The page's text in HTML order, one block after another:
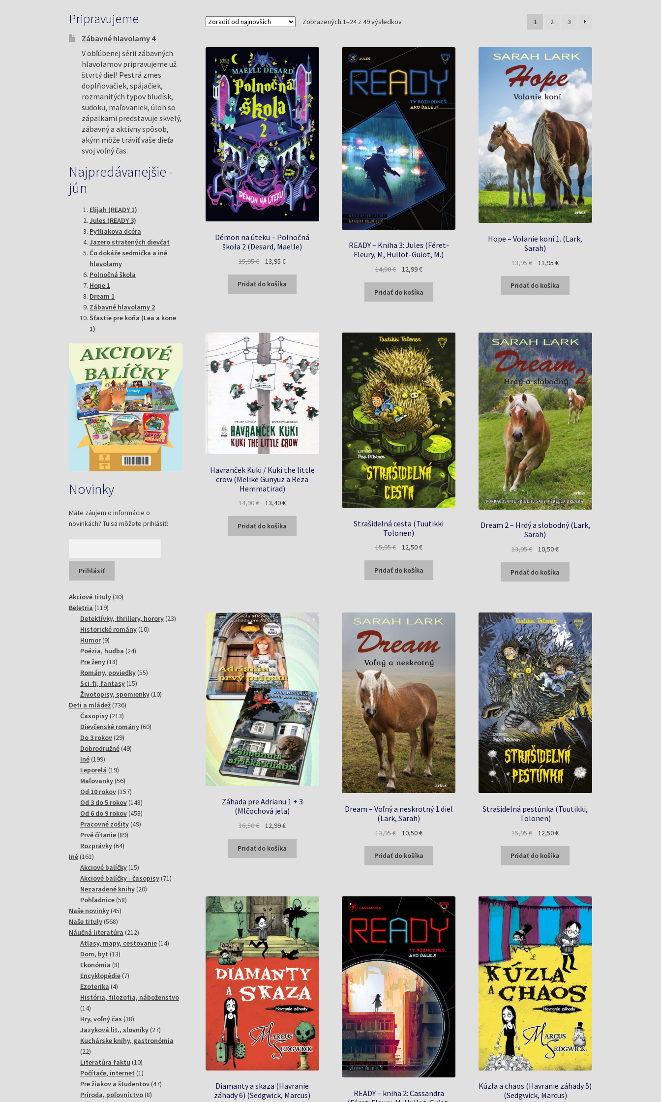
Zobrazených 1–24 z 49 výsledkovZoradené
1 2 3
Démon na úteku – Polnočná
škola 2 (Desard, Maelle)
15,95€
Pôvodná
bola:
15,95 €.
13,95€Aktuálna
je:
13,95 €.
Pridať do košíka
READY – Kniha 3: Jules (Féret-
Fleury, M, Hullot-Guiot, M.)
14,90€
Pôvodná
bola:
14,90 €.
12,99€Aktuálna
je:
12,99 €.
Pridať do košíka
Hope – Volanie koní 1. (Lark,
Sarah)
13,95€
Pôvodná
bola:
13,95 €.
11,95€Aktuálna
je:
11,95 €.
Pridať do košíka
Havranček Kuki / Kuki the little
crow (Melike Günyüz a Reza
Hemmatirad)
14,90€
Pôvodná
bola:
14,90 €.
13,40€Aktuálna
je:
13,40 €.
Pridať do košíka
Strašidelná cesta (Tuutikki
Tolonen)
15,95€
Pôvodná
bola:
15,95 €.
12,50€Aktuálna
je:
12,50 €.
Pridať do košíka
Dream 2 – Hrdý a slobodný (Lark,
Sarah)
13,95€
Pôvodná
bola:
13,95 €.
10,50€Aktuálna
je:
10,50 €.
Pridať do košíka
Záhada pre Adrianu 1 + 3
(Mlčochová jela)
16,50€
Pôvodná
bola:
16,50 €.
12,99€Aktuálna
je:
12,99 €.
Pridať do košíka
Dream – Voľný a neskrotný 1.diel
(Lark, Sarah)
13,95€
Pôvodná
bola:
13,95 €.
10,50€Aktuálna
je:
10,50 €.
Pridať do košíka
Strašidelná pestúnka (Tuutikki,
Tolonen)
15,95€
Pôvodná
bola:
15,95 €.
12,50€Aktuálna
je:
12,50 €.
Pridať do košíka
Diamanty a skaza (Havranie
záhady 6) (Sedgwick, Marcus)
READY – kniha 2: Cassandra
Kúzla a chaos (Havranie záhady 5)
(Sedgwick, Marcus)
Pripravujeme
Zábavné hlavolamy 4
V obľúbenej sérii zábavných
hlavolamov pripravujeme už
štvrtý diel! Pestrá zmes
doplňovačiek, spájačiek,
rozmanitých typov bludísk,
sudoku, maľovaniek, úloh so
zápalkami predstavuje skvelý,
zábavný a aktívny spôsob,
akým môže tráviť vaše dieťa
svoj voľný čas.
Najpredávanejšie -
jún
Elijah (READY 1)
Jules (READY 3)
Pytliakova dcéra
Jazero stratených dievčat
Čo dokáže sedmička a iné
hlavolamy
Polnočná škola
Hope 1
Dream 1
Zábavné hlavolamy 2
Šťastie pre koňa (Lea a kone
1)
Novinky
Máte záujem o informácie o
novinkách? Tu sa môžete prihlásiť:
Akciové tituly 3030
Beletria 119119
produktov
Detektívky, thrillery, horory 2323
Historické romány 1010
Humor 99
produktov
Poézia, hudba 2424
Pre ženy 1818
produktov
Romány, poviedky 5555
Sci-fi, fantasy 1515
produktov
Životopisy, spomienky 1010
Deti a mládež 736736
Časopisy 213213
produktov
Dievčenské romány 6060
Do 3 rokov 2929
produktov
Dobrodružné 4949
Iné 199199
produktov
Leporelá 1919
produktov
Maľovanky 5656
produktov
Od 10 rokov 157157
produktov
Od 3 do 5 rokov 148148
produktov
Od 6 do 9 rokov 458458
produktov
Pracovné zošity 4949
Prvé čítanie 8989
Rozprávky 6464
Iné 161161
produktov
Akciové balíčky 1515
produktov
Akciové balíčky - časopisy 7171
Nezaradené knihy 2020
Pohľadnice 5858
Naše novinky 4545
Naše tituly 568568
produktov
Náučná literatúra 212212
produktov
Atlasy, mapy, cestovanie 1414
Dom, byt 1313
produktov
Ekonómia 88
produktov
Encyklopédie 77
Ezoterika 44
produkty
História, filozofia, náboženstvo
1414
produktov
Hry, voľný čas 3838
produktov
Jazyková lit., slovníky 2727
produktov
Kuchárske knihy, gastronómia
2222
produktov
Literatúra faktu 1010
produktov
Počítače, internet 11
produkt
Pre žiakov a študentov 4747
Príroda, poľovníctvo 88